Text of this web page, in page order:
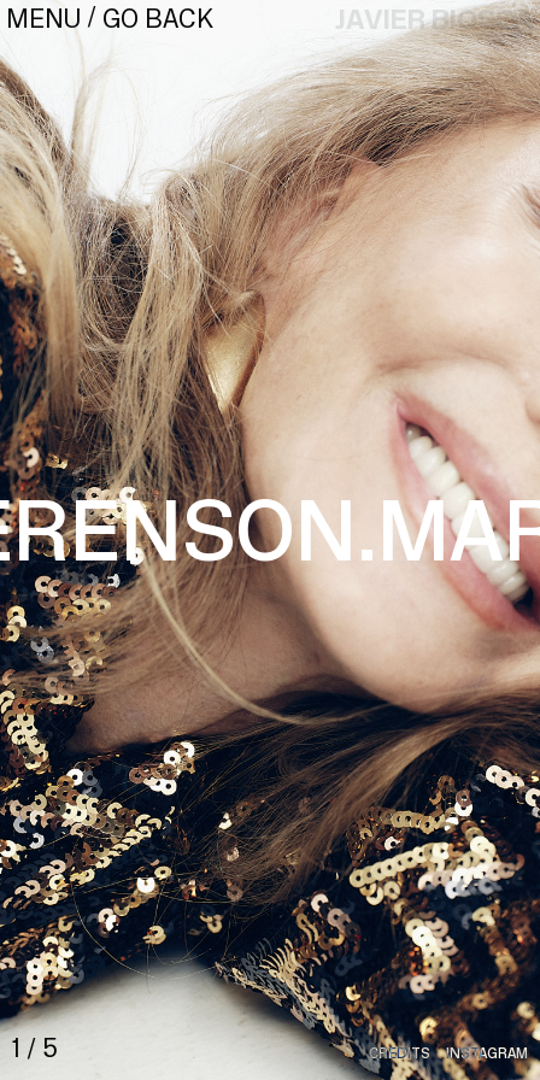
MENU JAVIER BIOSCA
¿#/*?
CONTACT
HOME
/ GO BACK
1 / 5 CREDITS INSTAGRAM